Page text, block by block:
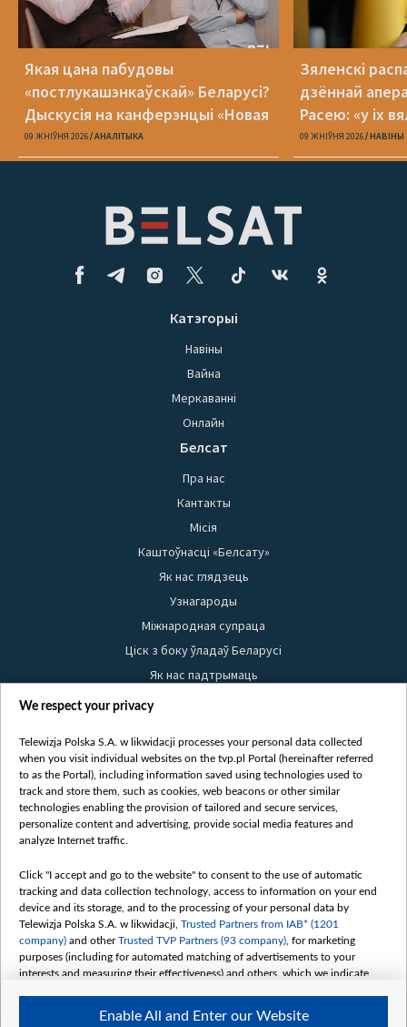
Якая цана пабудовы
«постлукашэнкаўскай» Беларусі?
Дыскусія на канферэнцыі «Новая
Беларусь»
09 ЖНІЎНЯ 2026 АНАЛІТЫКА
Зяленскі
дзённай
Расею: «у іх
09 ЖНІЎНЯ 2026 НАВІНЫ
Катэгорыі
Навіны
Вайна
Меркаванні
Онлайн
Белсат
Пра нас
Кантакты
Місія
Каштоўнасці «Белсату»
Як нас глядзець
Узнагароды
Міжнародная супраца
Ціск з боку ўладаў Беларусі
Як нас падтрымаць
Правілы выкарыстання матэрыялаў
Бяспека
Youtube
Белсат news
Белсат Shorts
Жэстачайшы мульт
Belsat English
Biełsat PL
Белсат Now
Белсат History
Белсат Music
We respect your privacy
Telewizja Polska S.A. w likwidacji processes your personal data collected
when you visit individual websites on the tvp.pl Portal (hereinafter referred
to as the Portal), including information saved using technologies used to
track and store them, such as cookies, web beacons or other similar
technologies enabling the provision of tailored and secure services,
personalize content and advertising, provide social media features and
analyze Internet traffic.
Click "I accept and go to the website" to consent to the use of automatic
tracking and data collection technology, access to information on your end
device and its storage, and to the processing of your personal data by
Telewizja Polska S.A. w likwidacji, Trusted Partners from IAB* (1201
company) and otherTrusted TVP Partners (93 company) , for marketing
purposes (including for automated matching of advertisements to your
interests and measuring their effectiveness) and others, which we indicate
The purposes of processing your data by TVP S.A. w likwidacji are as
Enable All and Enter our Website